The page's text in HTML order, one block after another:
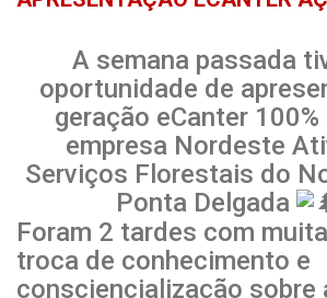
A semana passada
oportunidade de
geração eCanter
empresa Nordeste
Serviços Florestais do
Ponta Delgada
Foram 2 tardes com
troca de conhecimento e
consciencialização sobre